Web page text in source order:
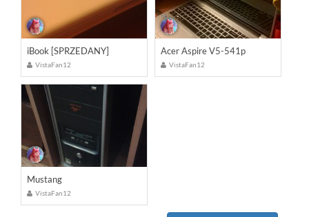
iBook [SPRZEDANY]
VistaFan12
Acer Aspire V5-541p
VistaFan12
Mustang
VistaFan12